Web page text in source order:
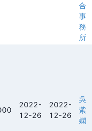
合
事
務
所
2022-
12-26
2022-
12-26
吳
紫
嫻